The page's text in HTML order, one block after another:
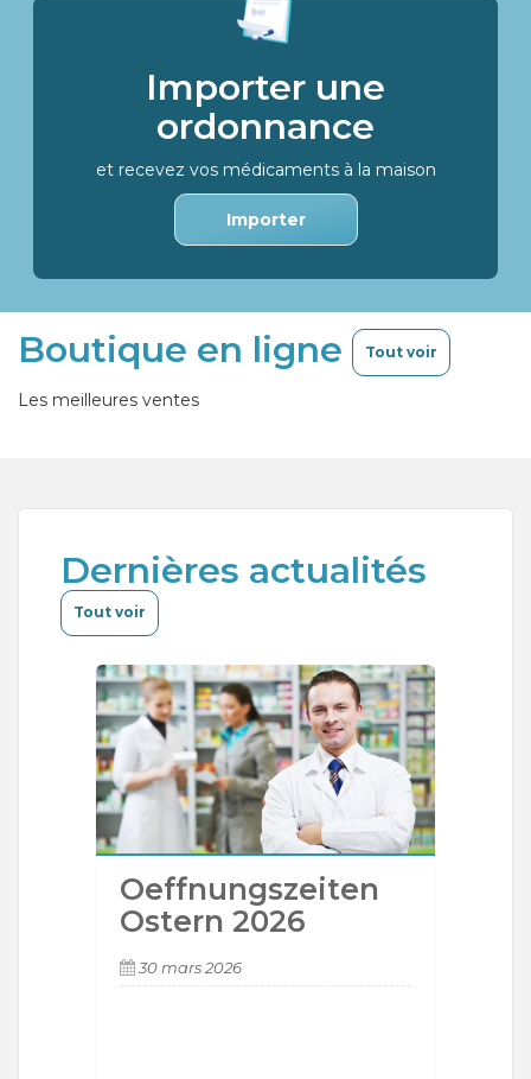
Importer une
ordonnance
et recevez vos médicaments à la maison
Importer
Boutique en ligne Tout voir
Les meilleures ventes
Dernières actualités
Tout voir
Oeffnungszeiten
Ostern 2026
30 mars 2026